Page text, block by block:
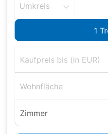
Umkreis
Wohnfläche
Zimmer